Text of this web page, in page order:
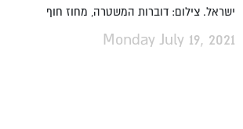
ישראל. צילום: דוברות המשטרה, מחוז חוף
Monday July 19, 2021